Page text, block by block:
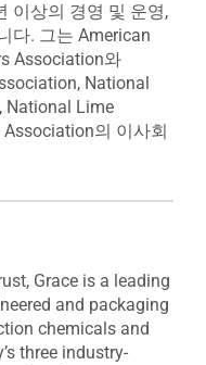
이상의 경영 및 운영,
다. 그는 American
Association와
National
National Lime
의 이사회
Grace is a leading
and packaging
chemicals and
three industry-